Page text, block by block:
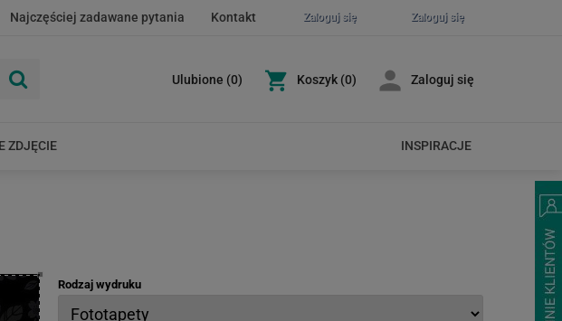
Zaloguj się
Zaloguj się
Najczęściej zadawane pytania Kontakt
Ulubione (0) Koszyk (0) Zaloguj się
ZDJĘCIE INSPIRACJE
Rodzaj wydruku